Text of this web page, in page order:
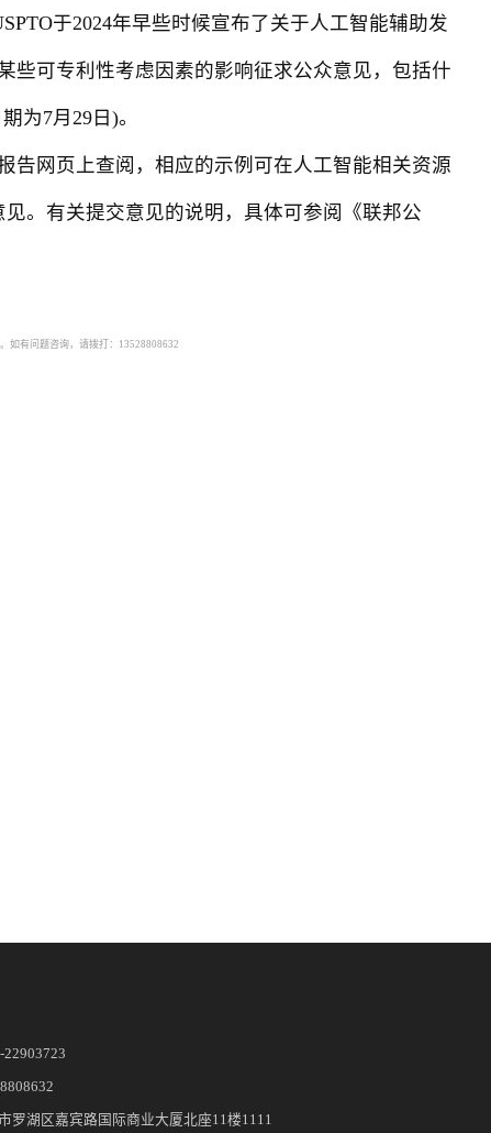
于2024年早些时候宣布了关于人工智能辅助发
些可专利性考虑因素的影响征求公众意见，包括什
为7月29日)。
网页上查阅，相应的示例可在人工智能相关资源
。有关提交意见的说明，具体可参阅《联邦公
如有问题咨询，请拨打：13528808632
22903723
罗湖区嘉宾路国际商业大厦北座11楼1111